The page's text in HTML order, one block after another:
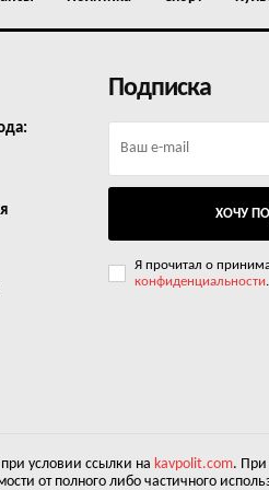
Подписка
ХОЧУ
Я прочитал о
конфиденциальности.
условии ссылки на kavpolit.com. При
от полного либо частичного